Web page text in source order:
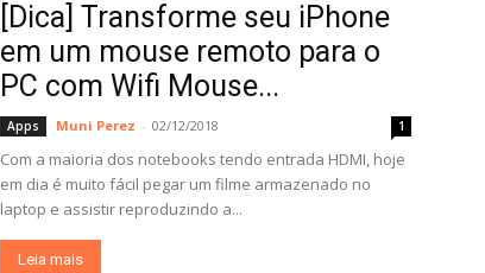
[Dica] Transforme seu iPhone
em um mouse remoto para o
PC com Wifi Mouse...
Apps Muni Perez - 02/12/2018 1
Com a maioria dos notebooks tendo entrada HDMI, hoje
em dia é muito fácil pegar um filme armazenado no
laptop e assistir reproduzindo a...
Leia mais